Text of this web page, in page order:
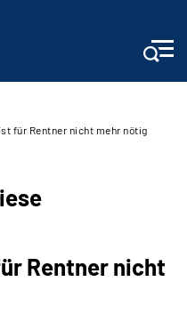
für Rentner nicht mehr nötig
Rentner nicht